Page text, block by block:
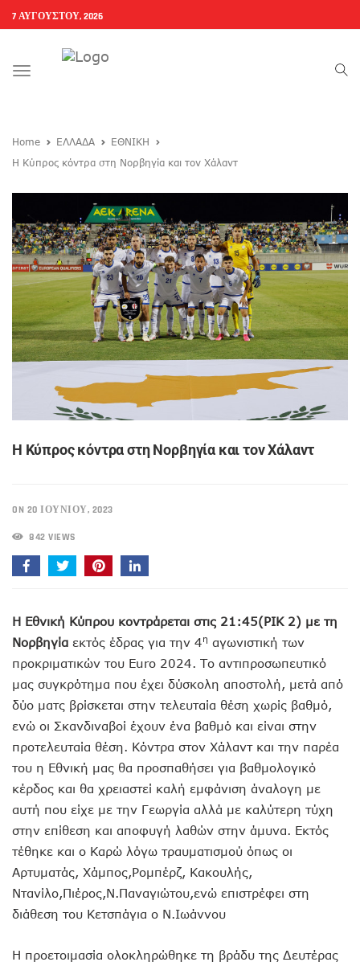
7 ΑΥΓΟΎΣΤΟΥ, 2026
Toggle
Home ΕΛΛΑΔΑ
ΕΘΝΙΚΗ
Η Κύπρος κόντρα στη Νορβηγία και τον Χάλαντ
Η Κύπρος κόντρα στη Νορβηγία και τον Χάλαντ
ON 20 ΙΟΥΝΊΟΥ, 2023
842 VIEWS
Η Εθνική Κύπρου κοντράρεται στις 21:45(ΡΙΚ 2) με τη
Νορβηγία εκτός έδρας για την 4η αγωνιστική των
προκριματικών του Euro 2024. Το αντιπροσωπευτικό
μας συγκρότημα που έχει δύσκολη αποστολή, μετά από
δύο ματς βρίσκεται στην τελευταία θέση χωρίς βαθμό,
ενώ οι Σκανδιναβοί έχουν ένα βαθμό και είναι στην
προτελευταία θέση. Kόντρα στον Χάλαντ και την παρέα
του η Εθνική μας θα προσπαθήσει για βαθμολογικό
κέρδος και θα χρειαστεί καλή εμφάνιση άναλογη με
αυτή που είχε με την Γεωργία αλλά με καλύτερη τύχη
στην επίθεση και αποφυγή λαθών στην άμυνα. Εκτός
τέθηκε και ο Καρώ λόγω τραυματισμού όπως οι
Αρτυματάς, Χάμπος,Ρομπέρζ, Κακουλής,
Ντανίλο,Πιέρος,Ν.Παναγιώτου,ενώ επιστρέφει στη
διάθεση του Κετσπάγια ο Ν.Ιωάννου
Η προετοιμασία ολοκληρώθηκε τη βράδυ της Δευτέρας